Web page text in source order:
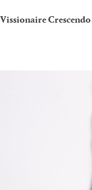
Vissionaire Crescendo